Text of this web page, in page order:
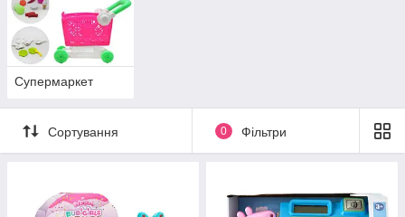
Супермаркет
Сортування 0 Фільтри